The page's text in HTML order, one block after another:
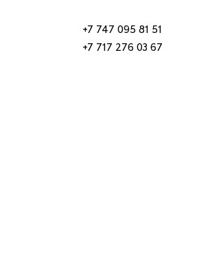
+7 747 095 81 51
+7 717 276 03 67